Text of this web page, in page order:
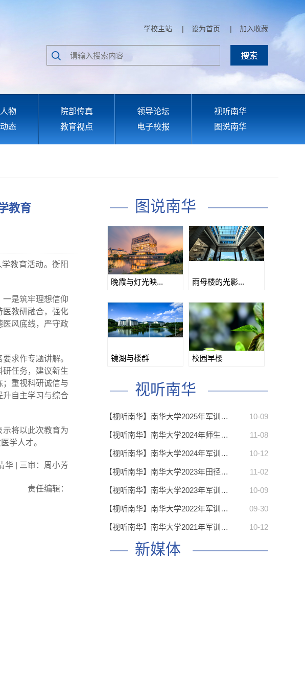
学校主站 | 设为首页 | 加入收藏
物 院部传真 领导论坛
视听南华
态 教育视点 电子校报 图说南华
教育
教育活动。衡阳
一是筑牢理想信仰
教研融合，强化
医风底线，严守政
求作专题讲解。
任务，建议新生
重视科研诚信与
自主学习与综合
将以此次教育为
学人才。
华 | 三审：周小芳
责任编辑：
图说南华
晚霞与灯光映... 雨母楼的光影...
镜湖与楼群 校园早樱
视听南华
【视听南华】南华大学2025年军训… 10-09
【视听南华】南华大学2024年师生… 11-08
【视听南华】南华大学2024年军训… 10-12
【视听南华】南华大学2023年田径… 11-02
【视听南华】南华大学2023年军训… 10-09
【视听南华】南华大学2022年军训… 09-30
【视听南华】南华大学2021年军训… 10-12
新媒体